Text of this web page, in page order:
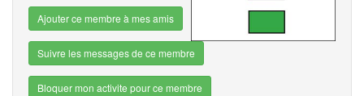
Ajouter ce membre à mes amis
Suivre les messages de ce membre
Bloquer mon activite pour ce membre